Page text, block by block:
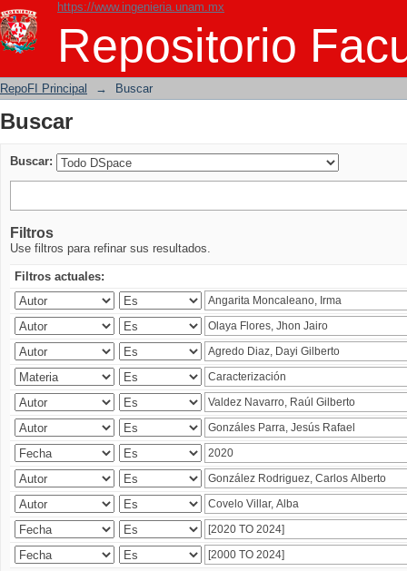
https://www.ingenieria.unam.mx
Repositorio
Buscar
RepoFI Principal → Buscar
Buscar
Buscar:
Filtros
Use filtros para refinar sus resultados.
Filtros actuales: